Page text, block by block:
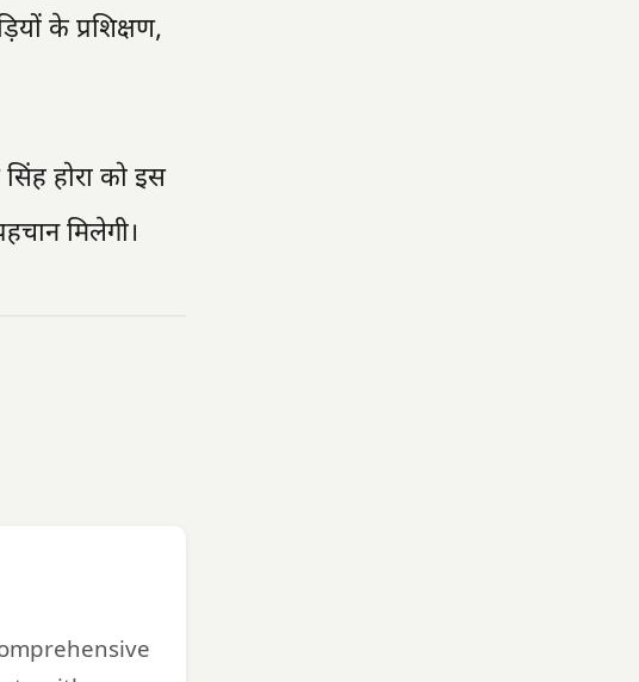
के प्रशिक्षण,
होरा को इस
मिलेगी।